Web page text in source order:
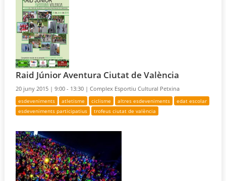
Raid Júnior Aventura Ciutat de València
20 juny 2015 |9:00 - 13:30 |Complex Esportiu Cultural Petxina
esdeveniments atletisme ciclisme altres esdeveniments
edat escolar
esdeveniments participatius
trofeus ciutat de valència